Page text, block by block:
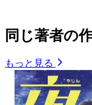
同じ著者の
もっと見る